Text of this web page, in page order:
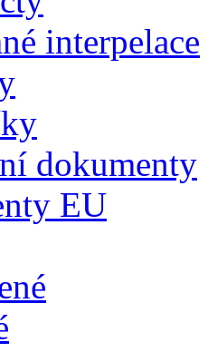
interpelace
dokumenty
EU